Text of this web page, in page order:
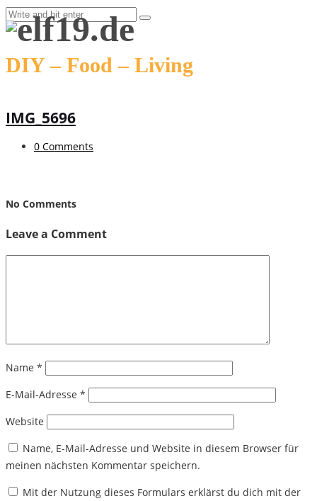
DIY – Food – Living
IMG_5696
0 Comments
No Comments
Leave a Comment
Name *
E-Mail-Adresse *
Website
Name, E-Mail-Adresse und Website in diesem Browser für
meinen nächsten Kommentar speichern.
Mit der Nutzung dieses Formulars erklärst du dich mit der